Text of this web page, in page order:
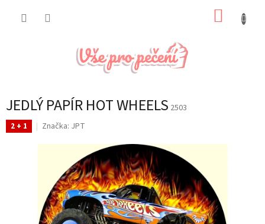
JEDLÝ PAPÍR HOT WHEELS 2503
2 + 1 Značka: JPT